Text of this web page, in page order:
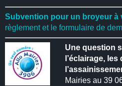
Subvention pour un broyeur à
règlement et le formulaire de
Une question
l’éclairage,
Mairies au 39